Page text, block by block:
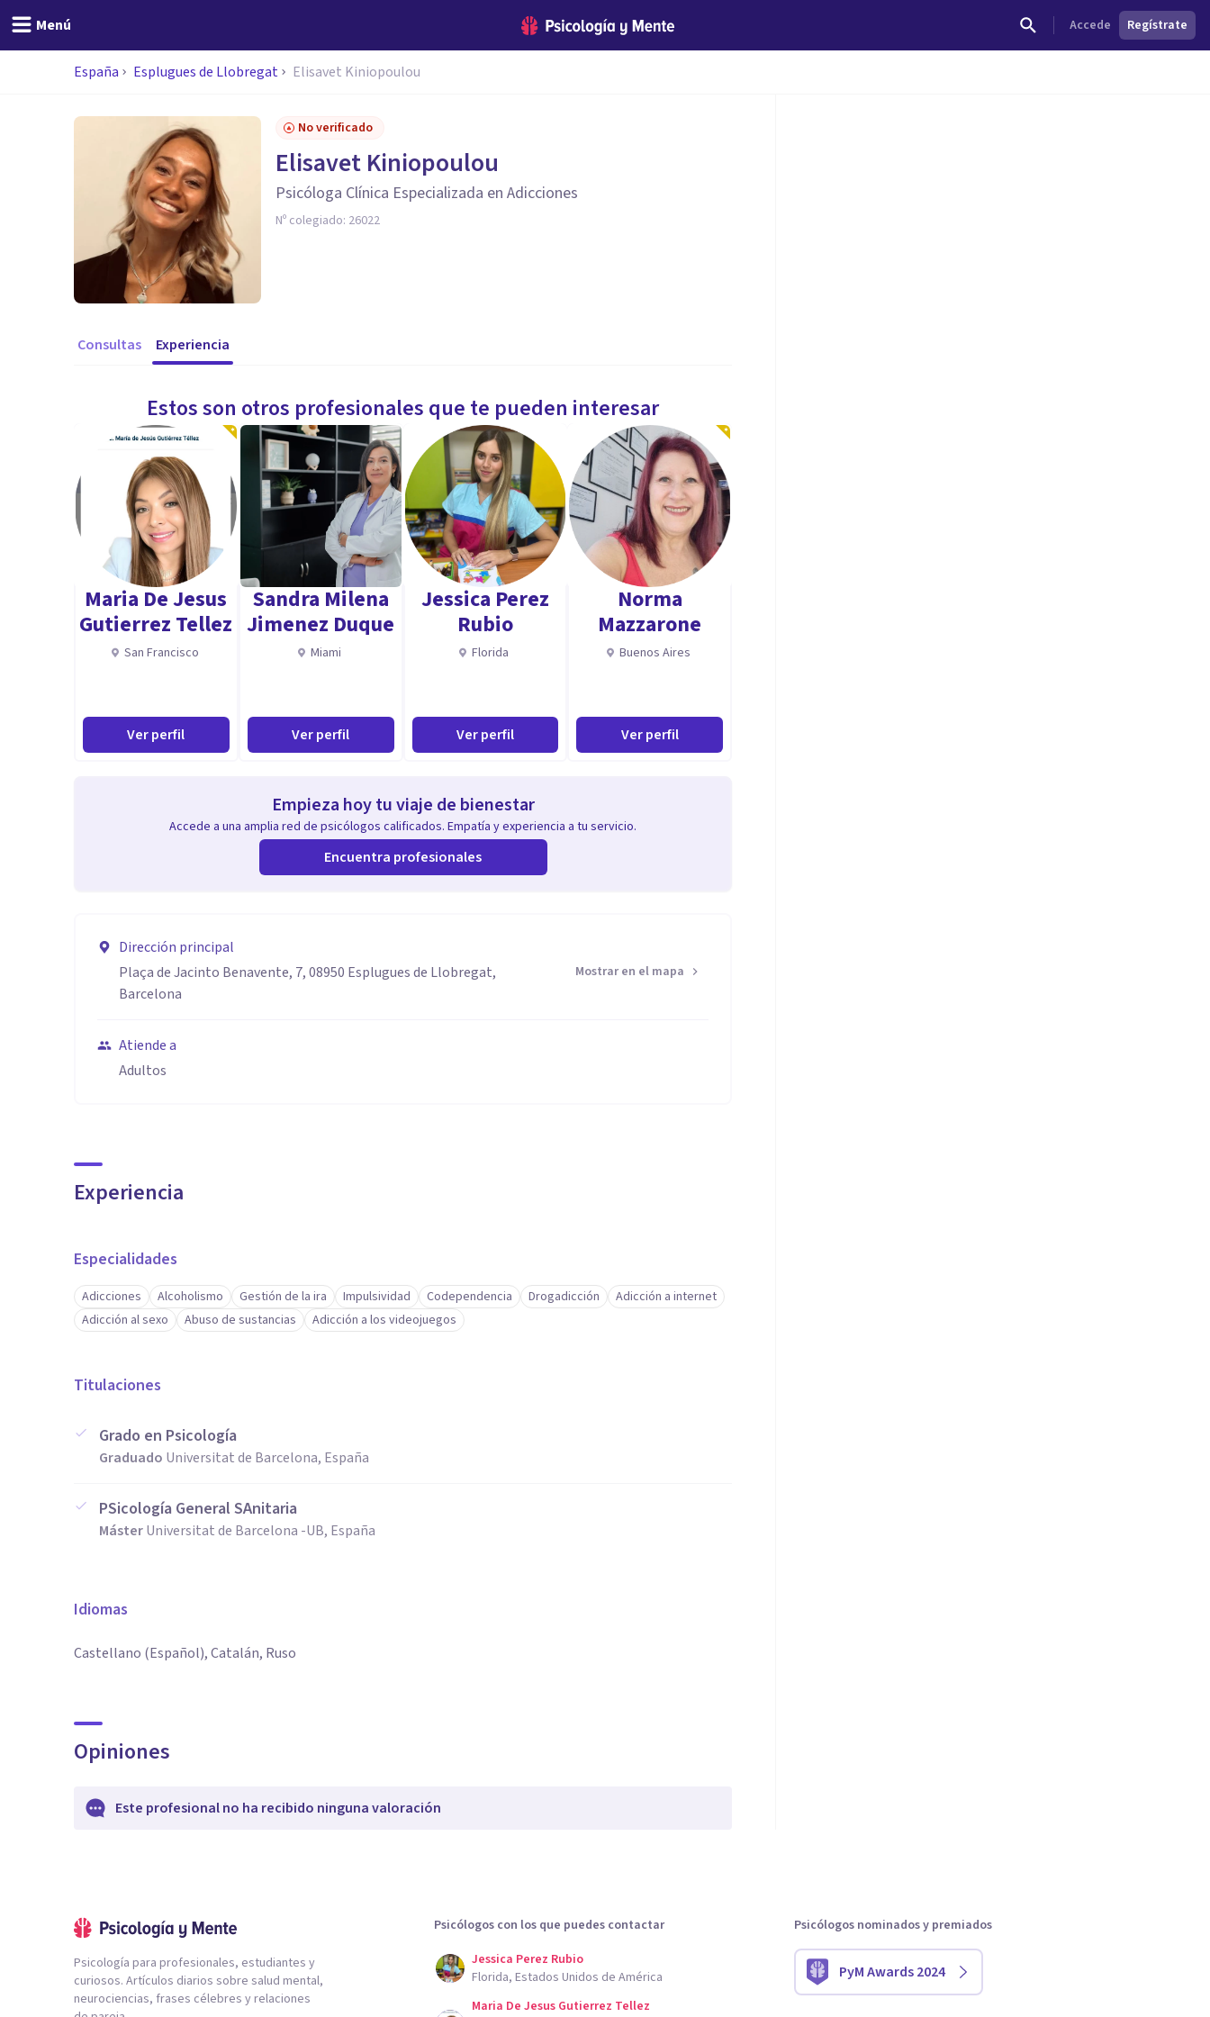
Menú Accede Regístrate
España Esplugues de Llobregat Elisavet Kiniopoulou
No verificado
Elisavet Kiniopoulou
Psicóloga Clínica Especializada en Adicciones
Nº colegiado: 26022
Consultas Experiencia
Estos son otros profesionales que te pueden interesar
Maria De Jesus
Gutierrez Tellez
San Francisco
Ver perfil
Sandra Milena
Jimenez Duque
Miami
Ver perfil
Jessica Perez
Rubio
Florida
Ver perfil
Norma
Mazzarone
Buenos Aires
Ver perfil
Empieza hoy tu viaje de bienestar
Accede a una amplia red de psicólogos calificados. Empatía y experiencia a tu servicio.
Encuentra profesionales
Dirección principal
Plaça de Jacinto Benavente, 7, 08950 Esplugues de Llobregat,
Barcelona
Mostrar en el mapa
Atiende a
Adultos
Experiencia
Especialidades
Adicciones Alcoholismo Gestión de la ira Impulsividad Codependencia Drogadicción
Adicción a internet
Adicción al sexo
Abuso de sustancias Adicción a los videojuegos
Titulaciones
Grado en Psicología
Graduado Universitat de Barcelona, España
PSicología General SAnitaria
MásterUniversitat de Barcelona -UB, España
Idiomas
Castellano (Español), Catalán, Ruso
Opiniones
Este profesional no ha recibido ninguna valoración
Psicología para profesionales, estudiantes y
curiosos. Artículos diarios sobre salud mental,
neurociencias, frases célebres y relaciones
Psicólogos con los que puedes contactar
Jessica Perez Rubio
Florida, Estados Unidos de América
Maria De Jesus Gutierrez Tellez
Psicólogos nominados y premiados
PyM Awards 2024